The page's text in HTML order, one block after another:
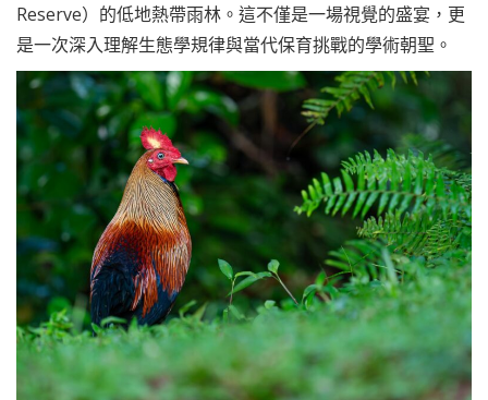
Reserve）的低地熱帶雨林。這不僅是一場視覺的盛宴，更
是一次深入理解生態學規律與當代保育挑戰的學術朝聖。